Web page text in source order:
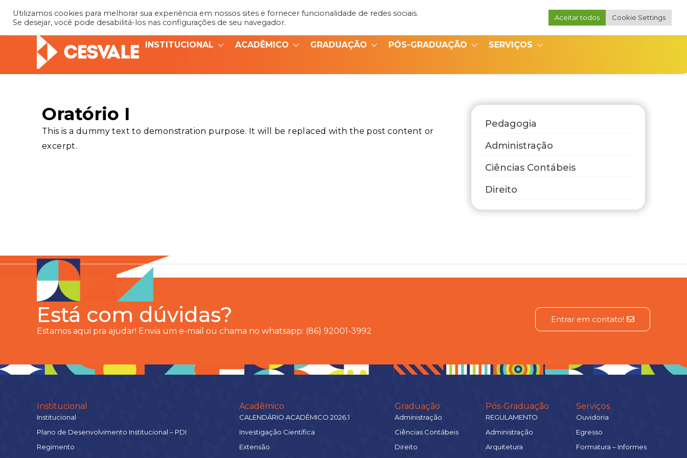
Portal do Coordenador
INSTITUCIONAL ACADÊMICO GRADUAÇÃO PÓS-GRADUAÇÃO SERVIÇOS
Oratório I
This is a dummy text to demonstration purpose. It will be replaced with the post content or
excerpt.
Pedagogia
Administração
Ciências Contábeis
Direito
Está com dúvidas?
Estamos aqui pra ajudar! Envia um e-mail ou chama no whatsapp: (86) 92001-3992
Entrar em contato!
Institucional
Institucional
Plano de Desenvolvimento Institucional – PDI
Regimento
Acadêmico
CALENDÁRIO ACADÊMICO 2026.1
Investigação Científica
Extensão
Graduação
Administração
Ciências Contábeis
Direito
Pós-Graduação
REGULAMENTO
Administração
Arquitetura
Serviços
Ouvidoria
Egresso
Formatura – Informes
Utilizamos cookies para melhorar sua experiência em nossos sites e fornecer funcionalidade de redes sociais.
Se desejar, você pode desabilitá-los nas configurações de seu navegador.
Aceitar todos Cookie Settings